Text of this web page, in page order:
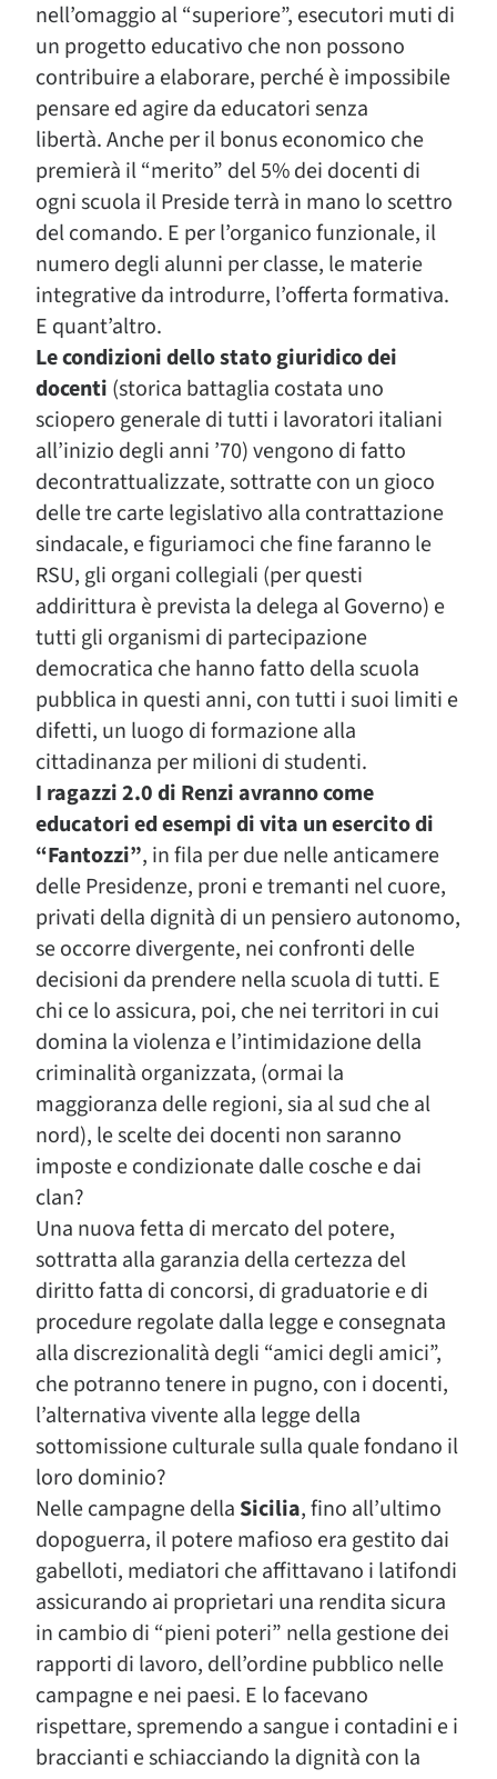
nell’omaggio al “superiore”, esecutori muti di
un progetto educativo che non possono
contribuire a elaborare, perché è impossibile
pensare ed agire da educatori senza
libertà. Anche per il bonus economico che
premierà il “merito” del 5% dei docenti di
ogni scuola il Preside terrà in mano lo scettro
del comando. E per l’organico funzionale, il
numero degli alunni per classe, le materie
integrative da introdurre, l’offerta formativa.
E quant’altro.
Le condizioni dello stato giuridico dei
docenti (storica battaglia costata uno
sciopero generale di tutti i lavoratori italiani
all’inizio degli anni ’70) vengono di fatto
decontrattualizzate, sottratte con un gioco
delle tre carte legislativo alla contrattazione
sindacale, e figuriamoci che fine faranno le
RSU, gli organi collegiali (per questi
addirittura è prevista la delega al Governo) e
tutti gli organismi di partecipazione
democratica che hanno fatto della scuola
pubblica in questi anni, con tutti i suoi limiti e
difetti, un luogo di formazione alla
cittadinanza per milioni di studenti.
I ragazzi 2.0 di Renzi avranno come
educatori ed esempi di vita un esercito di
“Fantozzi”, in fila per due nelle anticamere
delle Presidenze, proni e tremanti nel cuore,
privati della dignità di un pensiero autonomo,
se occorre divergente, nei confronti delle
decisioni da prendere nella scuola di tutti. E
chi ce lo assicura, poi, che nei territori in cui
domina la violenza e l’intimidazione della
criminalità organizzata, (ormai la
maggioranza delle regioni, sia al sud che al
nord), le scelte dei docenti non saranno
imposte e condizionate dalle cosche e dai
clan?
Una nuova fetta di mercato del potere,
sottratta alla garanzia della certezza del
diritto fatta di concorsi, di graduatorie e di
procedure regolate dalla legge e consegnata
alla discrezionalità degli “amici degli amici”,
che potranno tenere in pugno, con i docenti,
l’alternativa vivente alla legge della
sottomissione culturale sulla quale fondano il
loro dominio?
Nelle campagne della Sicilia, fino all’ultimo
dopoguerra, il potere mafioso era gestito dai
gabelloti, mediatori che affittavano i latifondi
assicurando ai proprietari una rendita sicura
in cambio di “pieni poteri” nella gestione dei
rapporti di lavoro, dell’ordine pubblico nelle
campagne e nei paesi. E lo facevano
rispettare, spremendo a sangue i contadini e i
braccianti e schiacciando la dignità con la